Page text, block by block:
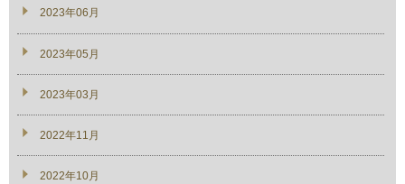
2023年06月
2023年05月
2023年03月
2022年11月
2022年10月